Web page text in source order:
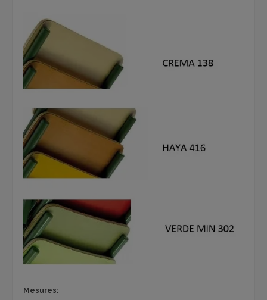
Mesures: